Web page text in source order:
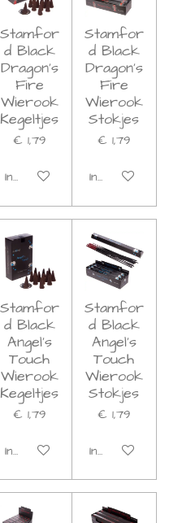
Stamfor
d Black
Dragon's
Fire
Wierook
Kegeltjes
€ 1,79
In winkelwagen
Stamfor
d Black
Dragon's
Fire
Wierook
Stokjes
€ 1,79
In
hoogte
Stamfor
d Black
Angel's
Touch
Wierook
Kegeltjes
€ 1,79
In winkelwagen
Stamfor
d Black
Angel's
Touch
Wierook
Stokjes
€ 1,79
In